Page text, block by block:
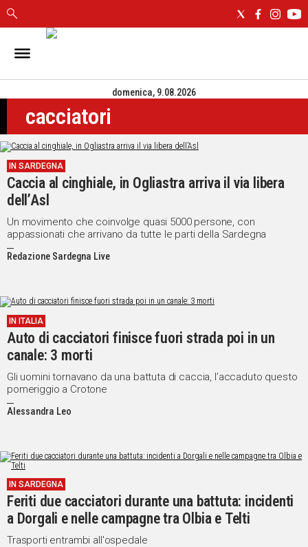
IN
CAGLIARI
SASSARI
NUORO
ORISTANO
SULCIS
GALLURA
OGLIASTRA
MEDIO
CAMPIDANO
POLITICA
IN
ITALIA
NEL
MONDO
SPORT
EVENTI
VIDEO
Vai
domenica, 9.08.2026
cacciatori
IN SARDEGNA
Caccia al cinghiale, in Ogliastra arriva il via libera
dell’Asl
Un movimento che coinvolge quasi 5000 persone, con
appassionati che arrivano da tutte le parti della Sardegna
Redazione Sardegna Live
IN ITALIA
Auto di cacciatori finisce fuori strada poi in un
canale: 3 morti
Gli uomini tornavano da una battuta di caccia, l’accaduto questo
pomeriggio a Crotone
Alessandra Leo
IN SARDEGNA
Feriti due cacciatori durante una battuta: incidenti
a Dorgali e nelle campagne tra Olbia e Telti
Trasporti entrambi all'ospedale